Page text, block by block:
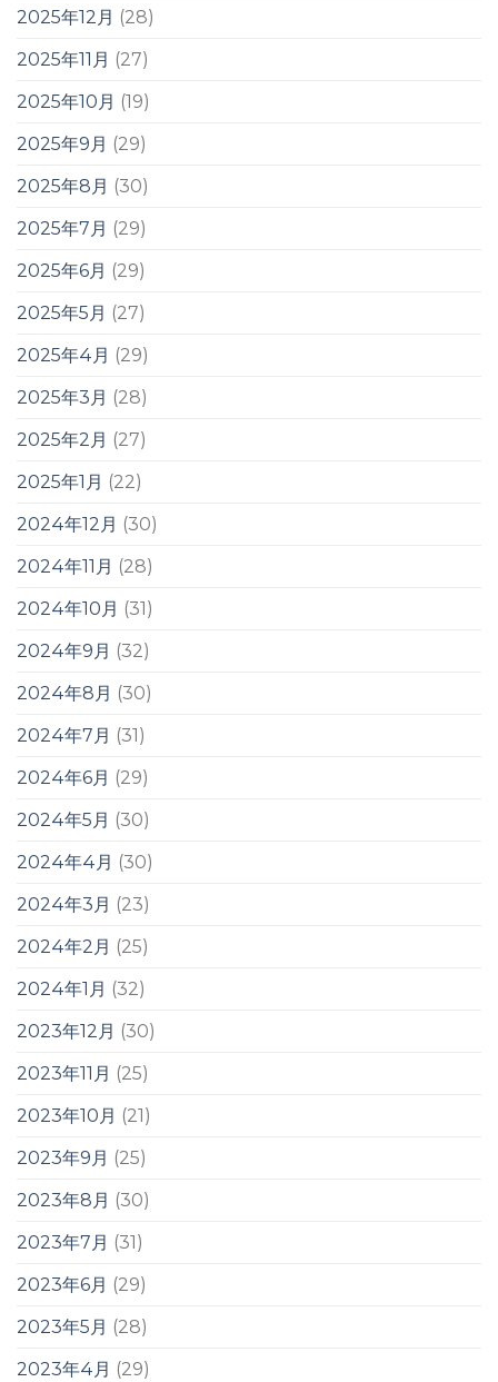
2025年12月 (28)
2025年11月 (27)
2025年10月 (19)
2025年9月 (29)
2025年8月 (30)
2025年7月 (29)
2025年6月 (29)
2025年5月 (27)
2025年4月 (29)
2025年3月 (28)
2025年2月 (27)
2025年1月 (22)
2024年12月 (30)
2024年11月 (28)
2024年10月 (31)
2024年9月 (32)
2024年8月 (30)
2024年7月 (31)
2024年6月 (29)
2024年5月 (30)
2024年4月 (30)
2024年3月 (23)
2024年2月 (25)
2024年1月 (32)
2023年12月 (30)
2023年11月 (25)
2023年10月 (21)
2023年9月 (25)
2023年8月 (30)
2023年7月 (31)
2023年6月 (29)
2023年5月 (28)
2023年4月 (29)